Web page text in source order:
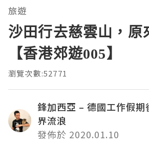
旅遊
沙田行去慈雲山，原
【香港郊遊005】
瀏覽次數:52771
鋒加西亞 – 德國工作假期
界流浪
發佈於 2020.01.10